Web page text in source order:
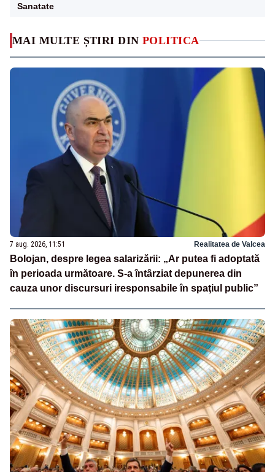
MAI MULTE ȘTIRI DIN POLITICA
7 aug. 2026, 11:51 Realitatea de Valcea
Bolojan, despre legea salarizării: „Ar putea fi adoptată
în perioada următoare. S-a întârziat depunerea din
cauza unor discursuri iresponsabile în spaţiul public”
Sanatate